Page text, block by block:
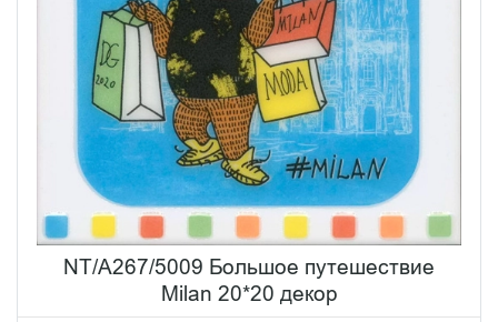
NT/A267/5009 Большое путешествие
Milan 20*20 декор